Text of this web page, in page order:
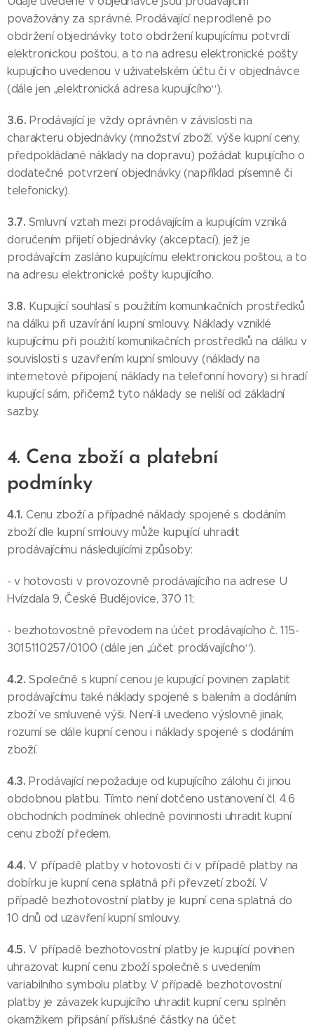
považovány za správné. Prodávající neprodleně po
obdržení objednávky toto obdržení kupujícímu potvrdí
elektronickou poštou, a to na adresu elektronické pošty
kupujícího uvedenou v uživatelském účtu či v objednávce
(dále jen „elektronická adresa kupujícího“).
3.6.Prodávající je vždy oprávněn v závislosti na
charakteru objednávky (množství zboží, výše kupní ceny,
předpokládané náklady na dopravu) požádat kupujícího o
dodatečné potvrzení objednávky (například písemně či
telefonicky).
3.7.Smluvní vztah mezi prodávajícím a kupujícím vzniká
doručením přijetí objednávky (akceptací), jež je
prodávajícím zasláno kupujícímu elektronickou poštou, a to
na adresu elektronické pošty kupujícího.
3.8. Kupující souhlasí s použitím komunikačních prostředků
na dálku při uzavírání kupní smlouvy. Náklady vzniklé
kupujícímu při použití komunikačních prostředků na dálku v
souvislosti s uzavřením kupní smlouvy (náklady na
internetové připojení, náklady na telefonní hovory) si hradí
kupující sám, přičemž tyto náklady se neliší od základní
sazby.
4. Cena zboží a platební
podmínky
4.1.Cenu zboží a případné náklady spojené s dodáním
zboží dle kupní smlouvy může kupující uhradit
prodávajícímu následujícími způsoby:
- v hotovosti v provozovně prodávajícího na adrese U
Hvízdala 9, České Budějovice, 370 11;
- bezhotovostně převodem na účet prodávajícího č. 115-
3015110257/0100 (dále jen „účet prodávajícího“).
4.2.Společně s kupní cenou je kupující povinen zaplatit
prodávajícímu také náklady spojené s balením a dodáním
zboží ve smluvené výši. Není-li uvedeno výslovně jinak,
rozumí se dále kupní cenou i náklady spojené s dodáním
zboží.
4.3.Prodávající nepožaduje od kupujícího zálohu či jinou
obdobnou platbu. Tímto není dotčeno ustanovení čl. 4.6
obchodních podmínek ohledně povinnosti uhradit kupní
cenu zboží předem.
4.4.V případě platby v hotovosti či v případě platby na
dobírku je kupní cena splatná při převzetí zboží. V
případě bezhotovostní platby je kupní cena splatná do
10 dnů od uzavření kupní smlouvy.
4.5.V případě bezhotovostní platby je kupující povinen
uhrazovat kupní cenu zboží společně s uvedením
variabilního symbolu platby. V případě bezhotovostní
platby je závazek kupujícího uhradit kupní cenu splněn
okamžikem připsání příslušné částky na účet